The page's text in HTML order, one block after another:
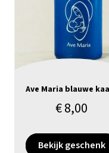
Ave Maria blauwe
€8,00
Bekijk geschenk